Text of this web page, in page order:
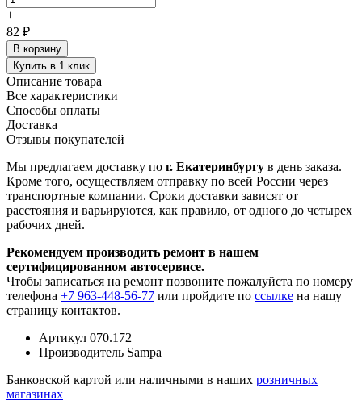
+
82 ₽
В корзину
Купить в 1 клик
Описание товара
Все характеристики
Способы оплаты
Доставка
Отзывы покупателей
Мы предлагаем доставку по г. Екатеринбургу в день заказа.
Кроме того, осуществляем отправку по всей России через
транспортные компании. Сроки доставки зависят от
расстояния и варьируются, как правило, от одного до четырех
рабочих дней.
Рекомендуем производить ремонт в нашем
сертифицированном автосервисе.
Чтобы записаться на ремонт позвоните пожалуйста по номеру
телефона +7 963-448-56-77 или пройдите по ссылке на нашу
страницу контактов.
Артикул 070.172
Производитель Sampa
Банковской картой или наличными в наших розничных
магазинах